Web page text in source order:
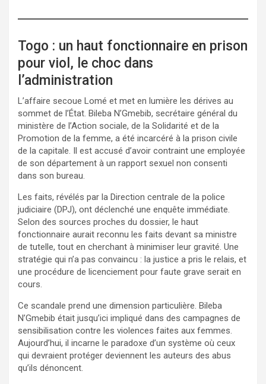
Togo : un haut fonctionnaire en prison
pour viol, le choc dans
l’administration
L’affaire secoue Lomé et met en lumière les dérives au
sommet de l’État. Bileba N’Gmebib, secrétaire général du
ministère de l’Action sociale, de la Solidarité et de la
Promotion de la femme, a été incarcéré à la prison civile
de la capitale. Il est accusé d’avoir contraint une employée
de son département à un rapport sexuel non consenti
dans son bureau.
Les faits, révélés par la Direction centrale de la police
judiciaire (DPJ), ont déclenché une enquête immédiate.
Selon des sources proches du dossier, le haut
fonctionnaire aurait reconnu les faits devant sa ministre
de tutelle, tout en cherchant à minimiser leur gravité. Une
stratégie qui n’a pas convaincu : la justice a pris le relais, et
une procédure de licenciement pour faute grave serait en
cours.
Ce scandale prend une dimension particulière. Bileba
N’Gmebib était jusqu’ici impliqué dans des campagnes de
sensibilisation contre les violences faites aux femmes.
Aujourd’hui, il incarne le paradoxe d’un système où ceux
qui devraient protéger deviennent les auteurs des abus
qu’ils dénoncent.